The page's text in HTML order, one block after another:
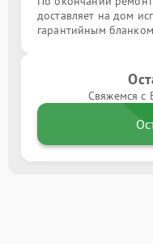
доставляет на дом
гарантийным
Свяжемся с